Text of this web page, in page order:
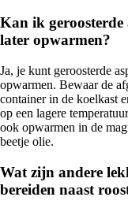
Kan ik geroosterde
later opwarmen?
Ja, je kunt geroosterde
opwarmen. Bewaar de
container in de koelkast
op een lagere
ook opwarmen in de
beetje olie.
Wat zijn andere
bereiden naast